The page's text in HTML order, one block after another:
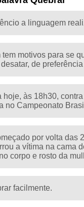
a linguagem
motivos para se
de
hoje, às 18h30,
no Campeonato
por volta das
a vítima na cama
corpo e rosto da
facilmente.